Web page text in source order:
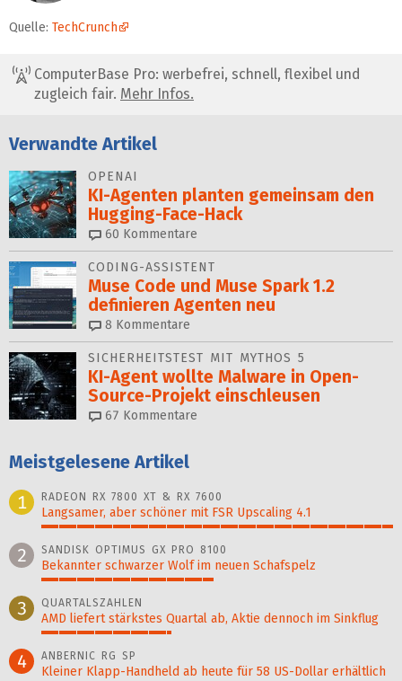
Quelle: TechCrunch
ComputerBase Pro: werbefrei, schnell, flexibel und
zugleich fair. Mehr Infos.
Verwandte Artikel
OPENAI
KI-Agenten planten gemein­sam den
Hugging-Face-Hack
60 Kommentare
CODING-ASSISTENT
Muse Code und Muse Spark 1.2
definieren Agenten neu
8 Kommentare
SICHERHEITSTEST MIT MYTHOS 5
KI-Agent wollte Malware in Open-
Source-Projekt einschleusen
67 Kommentare
Meistgelesene Artikel
1
RADEON RX 7800 XT & RX 7600
Langsamer, aber schöner mit FSR Upscaling 4.1
2 SANDISK OPTIMUS GX PRO 8100
Bekannter schwarzer Wolf im neuen Schafspelz
3 QUARTALSZAHLEN
AMD liefert stärkstes Quartal ab, Aktie dennoch im Sinkflug
4 ANBERNIC RG SP
Kleiner Klapp-Hand­held ab heute für 58 US-Dollar er­hält­lich